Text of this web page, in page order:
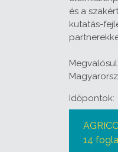
és a
kutatás-
Időpontok:
14